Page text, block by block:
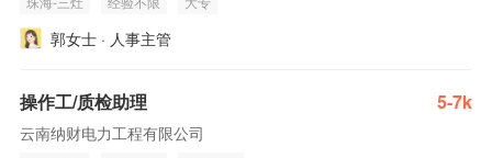
郭女士 · 人事主管
操作工/质检助理 5-7k
云南纳财电力工程有限公司